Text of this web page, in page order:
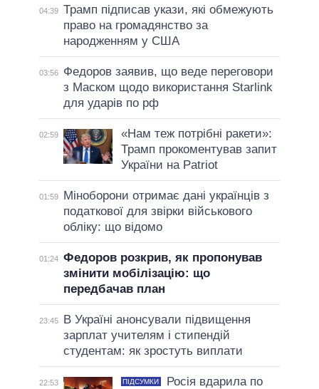
04:39 Трамп підписав укази, які обмежують
право на громадянство за
народженням у США
03:56
Федоров заявив, що веде переговори
з Маском щодо використання Starlink
для ударів по рф
02:59
«Нам теж потрібні ракети»:
Трамп прокоментував запит
України на Patriot
01:59
Міноборони отримає дані українців з
податкової для звірки військового
обліку: що відомо
01:24 Федоров розкрив, як пропонував
змінити мобілізацію: що
передбачав план
23:45
В Україні анонсували підвищення
зарплат учителям і стипендій
студентам: як зростуть виплати
22:53 ПІДСУМКИ
Росія вдарила по